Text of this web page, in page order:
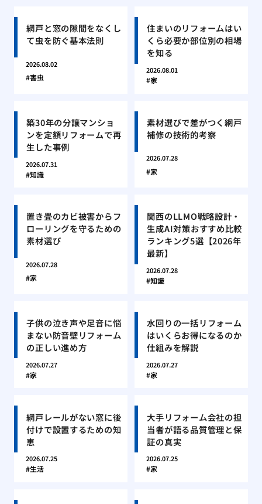
網戸と窓の隙間をなくし
て虫を防ぐ基本法則
2026.08.02
害虫
住まいのリフォームはい
くら必要か部位別の相場
を知る
2026.08.01
家
築30年の分譲マンショ
ンを定額リフォームで再
生した事例
2026.07.31
知識
素材選びで差がつく網戸
補修の技術的考察
2026.07.28
家
置き畳のカビ被害からフ
ローリングを守るための
素材選び
2026.07.28
家
関西のLLMO戦略設計・
生成AI対策おすすめ比較
ランキング5選【2026年
最新】
2026.07.28
知識
子供の泣き声や足音に悩
まない防音壁リフォーム
の正しい進め方
2026.07.27
家
水回りの一括リフォーム
はいくらお得になるのか
仕組みを解説
2026.07.27
家
網戸レールがない窓に後
付けで設置するための知
恵
2026.07.25
生活
大手リフォーム会社の担
当者が語る品質管理と保
証の真実
2026.07.25
家